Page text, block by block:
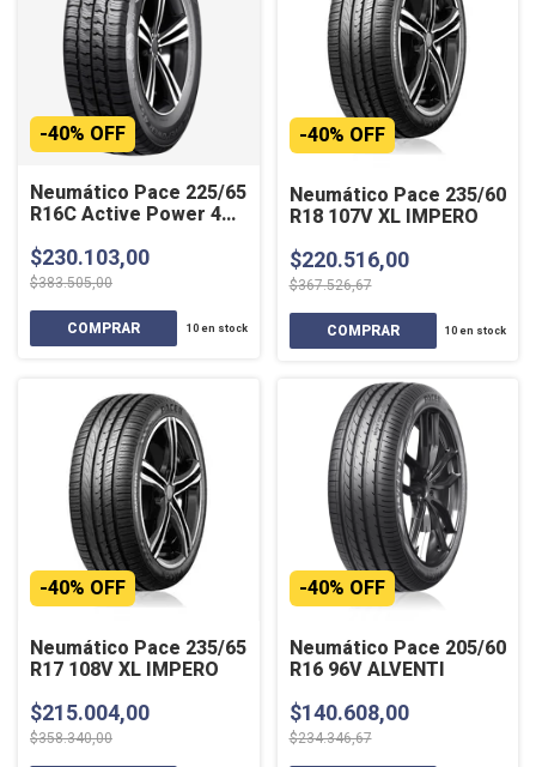
Neumático Pace 225/65
R16C Active Power 4
-40% OFF
$230.103,00
$383.505,00
10en stock
Neumático Pace 235/60
R18 107V XL IMPERO
-40% OFF
$220.516,00
$367.526,67
10 en stock
Neumático Pace 235/65
R17 108V XL IMPERO
-40% OFF
$215.004,00
$358.340,00
Neumático Pace 205/60
R16 96V ALVENTI
-40% OFF
$140.608,00
$234.346,67